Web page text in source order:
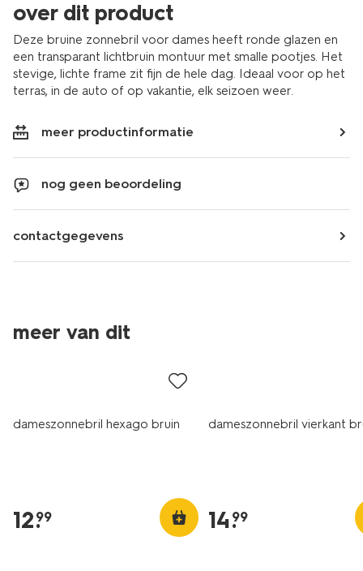
over dit product
Deze bruine zonnebril voor dames heeft ronde glazen en
een transparant lichtbruin montuur met smalle pootjes. Het
stevige, lichte frame zit fijn de hele dag. Ideaal voor op het
terras, in de auto of op vakantie, elk seizoen weer.
meer productinformatie
nog geen beoordeling
contactgegevens
meer van dit
dameszonnebril hexago bruin
12.
99
dameszonnebril vierkant
14.
99